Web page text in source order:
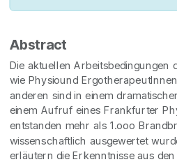
Abstract
Die aktuellen Arbeitsbedingungen
wie Physiound
anderen sind in einem
einem Aufruf eines Frankfurter
entstanden mehr als 1.ooo
wissenschaftlich ausgewertet
erläutern die Erkenntnisse aus